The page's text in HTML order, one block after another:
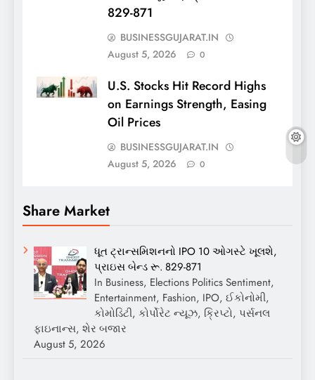
829-871
BUSINESSGUJARAT.IN
August 5, 2026
0
U.S. Stocks Hit Record Highs
on Earnings Strength, Easing
Oil Prices
BUSINESSGUJARAT.IN
August 5, 2026
0
Share Market
ધૂત ટ્રાન્સમિશનનો IPO 10 ઓગસ્ટે ખૂલશે,
પ્રાઇસ બેન્ડ રૂ. 829-871
In Business, Elections Politics Sentiment,
Entertainment, Fashion, IPO, ઈકોનોમી,
કોમોડિટી, કોર્પોરેટ ન્યૂઝ, ક્રિપ્ટો, પર્સનલ
ફાઇનાન્સ, શેર બજાર
August 5, 2026